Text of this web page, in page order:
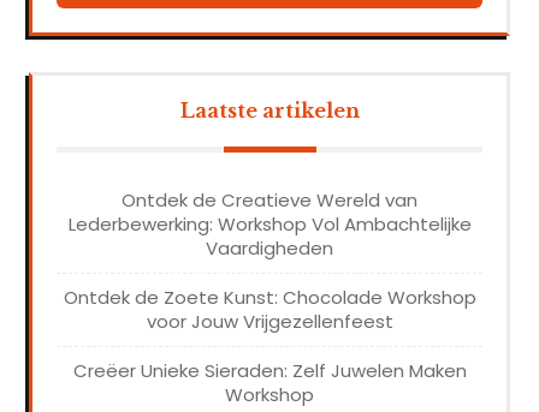
Laatste artikelen
Ontdek de Creatieve Wereld van
Lederbewerking: Workshop Vol Ambachtelijke
Vaardigheden
Ontdek de Zoete Kunst: Chocolade Workshop
voor Jouw Vrijgezellenfeest
Creëer Unieke Sieraden: Zelf Juwelen Maken
Workshop